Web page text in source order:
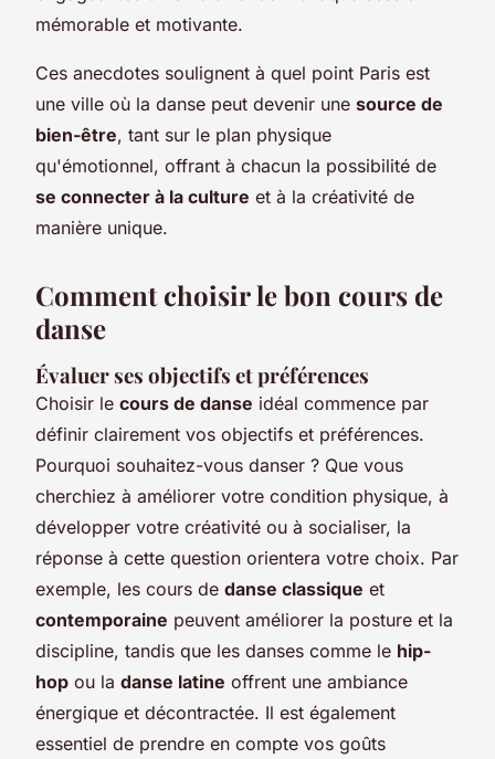
mémorable et motivante.
Ces anecdotes soulignent à quel point Paris est
une ville où la danse peut devenir une source de
bien-être, tant sur le plan physique
qu'émotionnel, offrant à chacun la possibilité de
se connecter à la culture et à la créativité de
manière unique.
Comment choisir le bon cours de
danse
Évaluer ses objectifs et préférences
Choisir le cours de danse idéal commence par
définir clairement vos objectifs et préférences.
Pourquoi souhaitez-vous danser ? Que vous
cherchiez à améliorer votre condition physique, à
développer votre créativité ou à socialiser, la
réponse à cette question orientera votre choix. Par
exemple, les cours de danse classique et
contemporaine peuvent améliorer la posture et la
discipline, tandis que les danses comme le hip-
hop ou la danse latine offrent une ambiance
énergique et décontractée. Il est également
essentiel de prendre en compte vos goûts